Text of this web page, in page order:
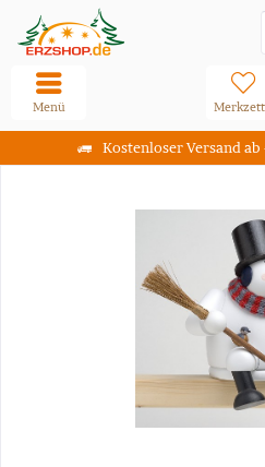
Kostenloser Versand
Menü